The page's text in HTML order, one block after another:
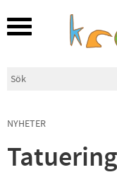
Meny
NYHETER